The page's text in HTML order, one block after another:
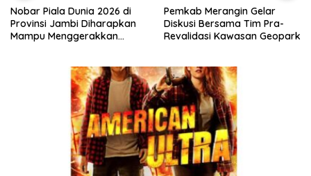
Nobar Piala Dunia 2026 di
Provinsi Jambi Diharapkan
Mampu Menggerakkan
Pemkab Merangin Gelar
Diskusi Bersama Tim Pra-
Revalidasi Kawasan Geopark